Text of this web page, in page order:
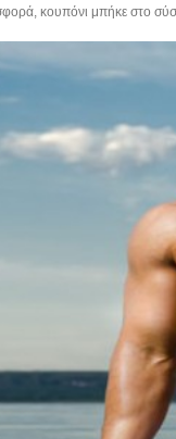
κουπόνι μπήκε στο